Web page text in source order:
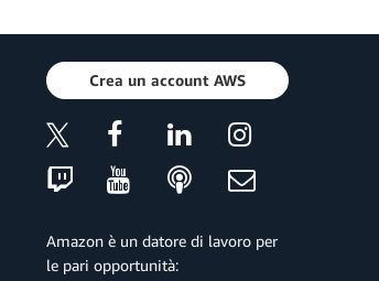
Crea un account AWS
Amazon è un datore di lavoro per
le pari opportunità: